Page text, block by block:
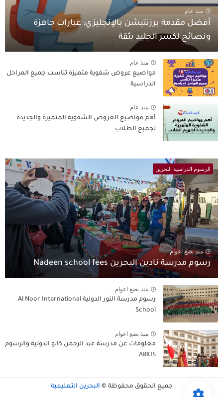
منذ عام
أفضل مقدمة برزنتيشن بالإنجليزي: عبارات جاهزة
ونصائح لكسر الجليد بثقة
منذ عام
مواضيع عروض شفوية متميزة تناسب جميع المراحل
الدراسية
منذ عام
أهم مواضيع العروض الشفوية المتميزة والجديدة
لجميع الطلاب
الرسوم الدراسية البحرين
منذ بضع اعوام
رسوم مدرسة نادين البحرين Nadeen school fees
منذ بضع اعوام
رسوم مدرسة النور الدولية Al Noor International
School
منذ بضع اعوام
معلومات عن مدرسة عبد الرحمن كانو الدولية والرسوم
ARKIS
جميع الحقوق محفوظة © البحرين التعليمية